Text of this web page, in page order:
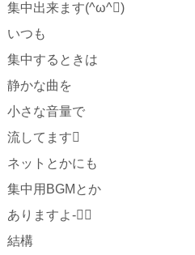
集中出来ます(^ω^)
いつも
集中するときは
静かな曲を
小さな音量で
流してます
ネットとかにも
集中用BGMとか
ありますよ-
結構